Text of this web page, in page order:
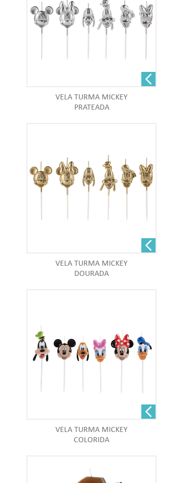
VELA TURMA MICKEY
PRATEADA
VELA TURMA MICKEY
DOURADA
VELA TURMA MICKEY
COLORIDA